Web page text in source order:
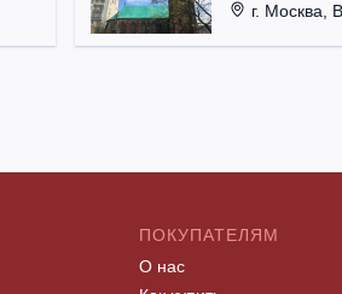
г. Москва,
ПОКУПАТЕЛЯМ
О нас